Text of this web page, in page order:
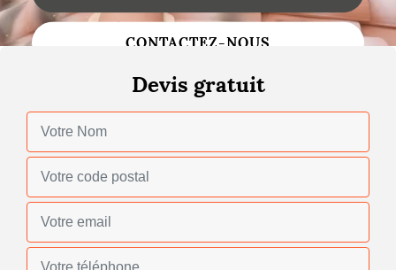
Changement de toiture
Gouttières
Réparation de toiture
CONTACTEZ-NOUS
Devis gratuit